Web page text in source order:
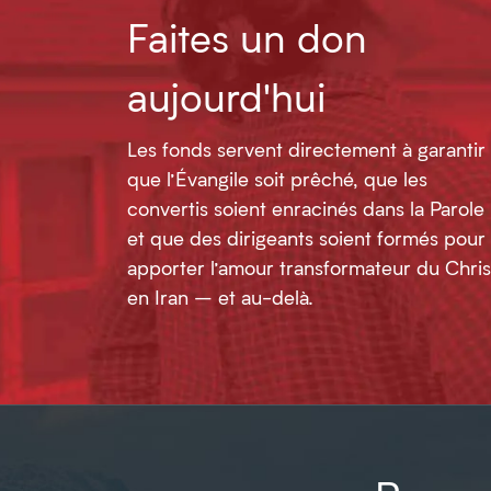
Faites un don
aujourd'hui
Les fonds servent directement à garantir
que l’Évangile soit prêché, que les
convertis soient enracinés dans la Parole
et que des dirigeants soient formés pour
apporter l’amour transformateur du
en Iran – et au-delà.